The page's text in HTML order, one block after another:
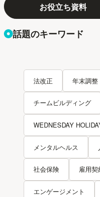
お役立ち資料
話題のキーワード
法改正 年末調整
チームビルディング
WEDNESDAY
メンタルヘルス
社会保険 雇用契
エンゲージメント